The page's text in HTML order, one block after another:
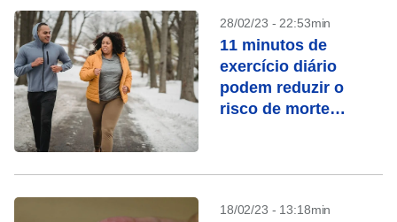
28/02/23 - 22:53min
11 minutos de
exercício diário
podem reduzir o
risco de morte
18/02/23 - 13:18min